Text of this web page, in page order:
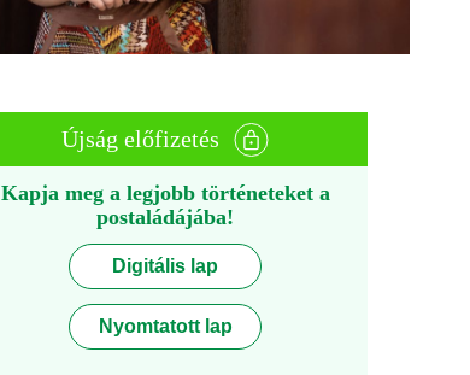
Újság előfizetés
Kapja meg a legjobb történeteket a
postaládájába!
Digitális lap
Nyomtatott lap